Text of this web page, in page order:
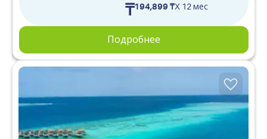
₸194,899 ₸X 12 мес
Подробнее